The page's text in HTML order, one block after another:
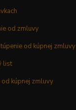
od zmluvy
od kúpnej zmluvy
list
kúpnej zmluvy